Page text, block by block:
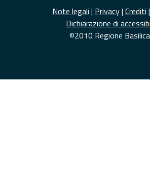
Note legali | Privacy| Crediti |
Dichiarazione di
©2010 Regione